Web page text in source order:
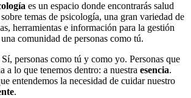
es un espacio donde encontrarás salud
temas de psicología, una gran variedad de
herramientas e información para la gestión
comunidad de personas como tú.
Sí, personas como tú y como yo. Personas que
a lo que tenemos dentro: a nuestra esencia.
entendemos la necesidad de cuidar nuestro
.